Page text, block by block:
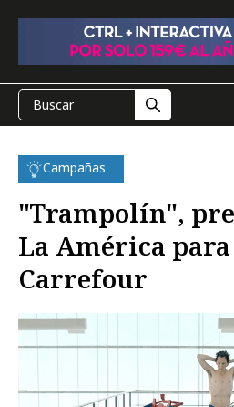
Campañas
"Trampolín",
La América
Carrefour